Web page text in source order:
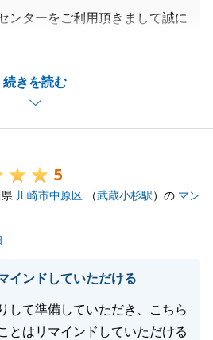
閉じる
続きを読む
ンターをご利用頂きまして誠に
、嬉しく思っております。
けしないようにと、手続きのご
て頂きましたが、至らない部分
らず、いつも快くご対応して頂
す。
うぞ宜しくお願い致します。
閉じる
5
川崎市中原区 （武蔵小杉駅）の マン
インドしていただける
して準備していただき、こちら
とはリマインドしていただける